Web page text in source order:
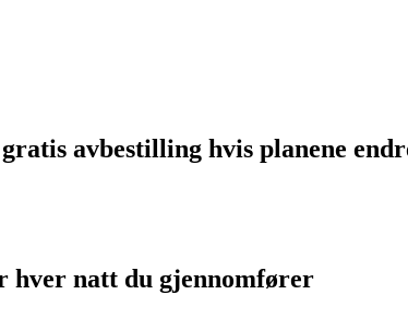
avbestilling hvis planene
hver natt du gjennomfører